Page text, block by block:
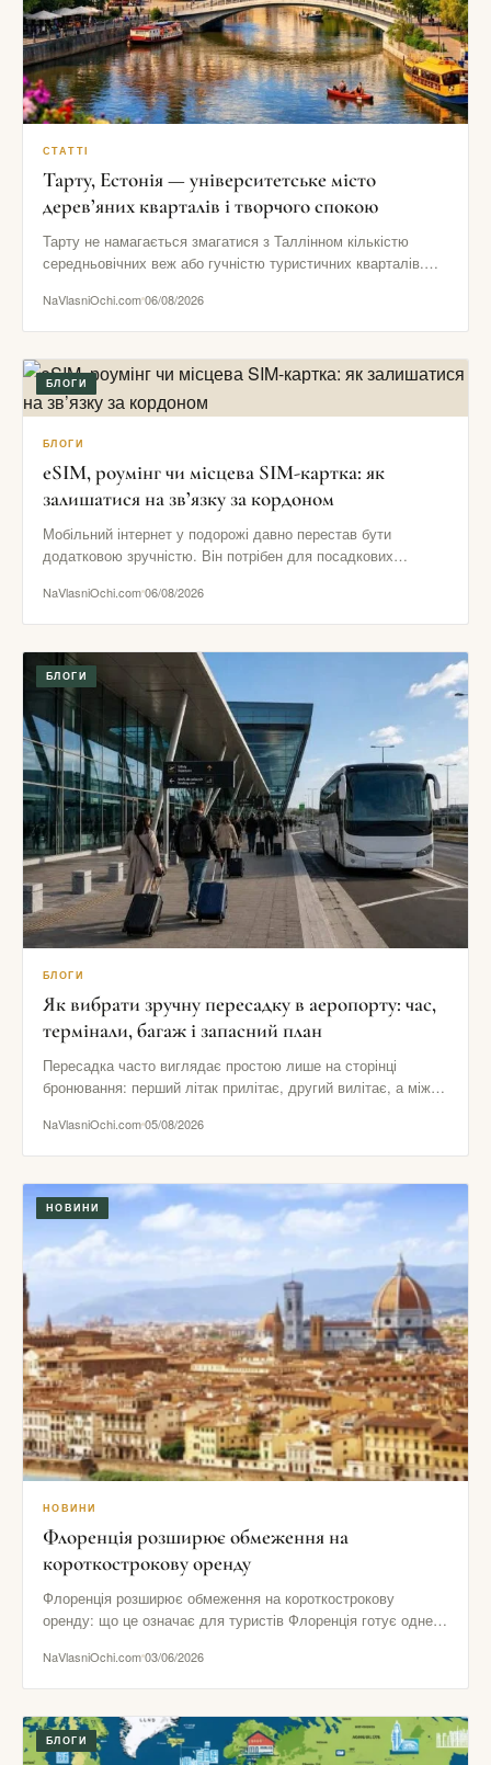
СТАТТІ
Тарту, Естонія — університетське місто
дерев’яних кварталів і творчого спокою
Тарту не намагається змагатися з Таллінном кількістю
середньовічних веж або гучністю туристичних кварталів.
NaVlasniOchi.com06/08/2026
БЛОГИ
БЛОГИ
eSIM, роумінг чи місцева SIM-картка: як
залишатися на зв’язку за кордоном
Мобільний інтернет у подорожі давно перестав бути
додатковою зручністю. Він потрібен для посадкових
NaVlasniOchi.com06/08/2026
БЛОГИ
БЛОГИ
Як вибрати зручну пересадку в аеропорту: час,
термінали, багаж і запасний план
Пересадка часто виглядає простою лише на сторінці
бронювання: перший літак прилітає, другий вилітає, а між
NaVlasniOchi.com05/08/2026
НОВИНИ
НОВИНИ
Флоренція розширює обмеження на
короткострокову оренду
Флоренція розширює обмеження на короткострокову
оренду: що це означає для туристів Флоренція готує одне з
NaVlasniOchi.com03/06/2026
БЛОГИ